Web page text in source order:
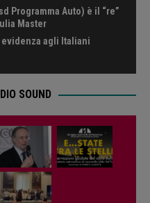
Programma Auto) è il “re”
Master
agli Italiani
SOUND